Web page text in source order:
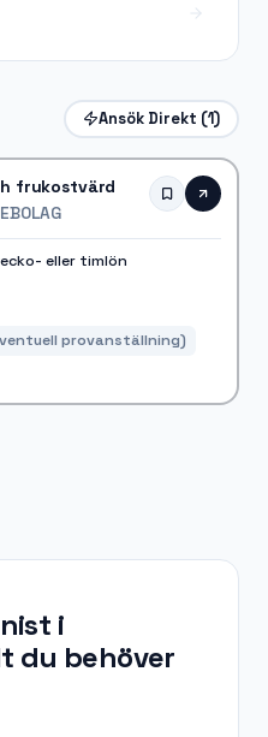
Ansök Direkt (1)
frukostvärd
eller timlön
provanställning)
i
du behöver